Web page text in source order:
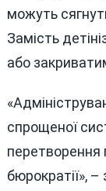
можуть
Замість
або
спрощеної
перетворення
бюрократії»,